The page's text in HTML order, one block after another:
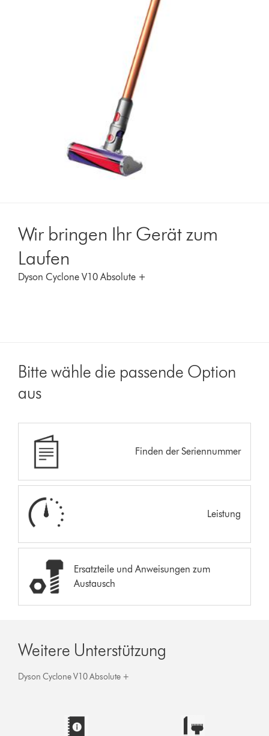
Wir bringen Ihr Gerät zum
Laufen
Dyson Cyclone V10 Absolute +
Bitte wähle die passende Option
aus
Finden der Seriennummer
Leistung
Ersatzteile und Anweisungen zum
Austausch
Weitere Unterstützung
Dyson Cyclone V10 Absolute +